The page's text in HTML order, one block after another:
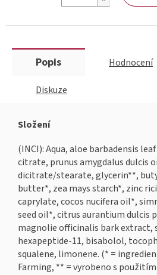
Popis Hodnocení
Diskuze
Složení
(INCI): Aqua, aloe barbadensis
citrate, prunus amygdalus dulcis
dicitrate/stearate, glycerin**,
butter*, zea mays starch*, zinc
caprylate, cocos nucifera oil*,
seed oil*, citrus aurantium dulcis
magnolie officinalis bark extract,
hexapeptide-11, bisabolol,
squalene, limonene. (* =
Farming, ** =vyrobeno s